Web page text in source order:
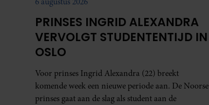
PRINSES INGRID ALEXANDRA
VERVOLGT STUDENTENTIJD IN
OSLO
Voor prinses Ingrid Alexandra (22) breekt
komende week een nieuwe periode aan. De Noorse
prinses gaat aan de slag als student aan de